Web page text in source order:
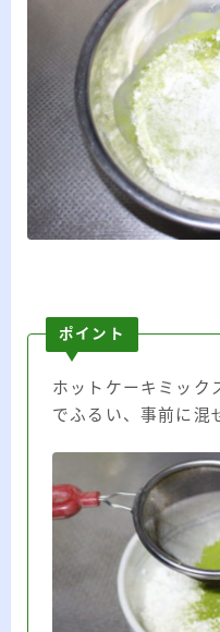
ポイント
ホットケーキミック
でふるい、事前に混